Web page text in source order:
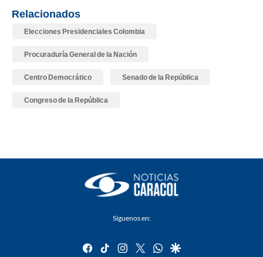
Relacionados
Elecciones Presidenciales Colombia
Procuraduría General de la Nación
Centro Democrático Senado de la República
Congreso de la República
Síguenos en:
facebook
tiktok instagram
twitterwhatsapp
google